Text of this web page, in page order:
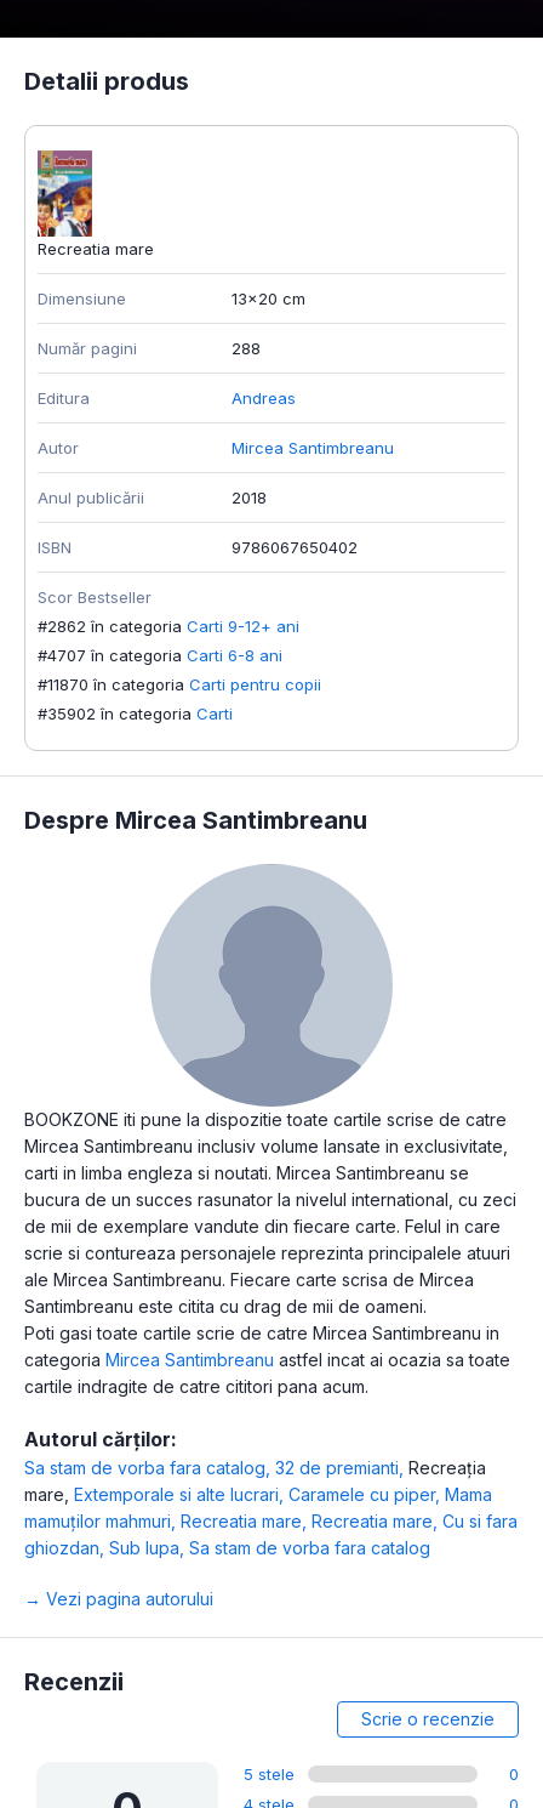
Detalii produs
Recreatia mare
Dimensiune 13x20 cm
Număr pagini 288
Editura Andreas
Autor Mircea Santimbreanu
Anul publicării 2018
ISBN 9786067650402
Scor Bestseller
#2862 în categoria Carti 9-12+ ani
#4707 în categoria Carti 6-8 ani
#11870 în categoria Carti pentru copii
#35902 în categoria Carti
Despre Mircea Santimbreanu
BOOKZONE iti pune la dispozitie toate cartile scrise de catre
Mircea Santimbreanu inclusiv volume lansate in exclusivitate,
carti in limba engleza si noutati. Mircea Santimbreanu se
bucura de un succes rasunator la nivelul international, cu zeci
de mii de exemplare vandute din fiecare carte. Felul in care
scrie si contureaza personajele reprezinta principalele atuuri
ale Mircea Santimbreanu. Fiecare carte scrisa de Mircea
Santimbreanu este citita cu drag de mii de oameni.
Poti gasi toate cartile scrie de catre Mircea Santimbreanu in
categoria Mircea Santimbreanu astfel incat ai ocazia sa toate
cartile indragite de catre cititori pana acum.
Autorul cărților:
Sa stam de vorba fara catalog 32 de premianti Recreaţia
mare Extemporale si alte lucrari Caramele cu piper, Mama
mamuților mahmuri Recreatia mare Recreatia mare Cu si fara
ghiozdan Sub lupa Sa stam de vorba fara catalog
→ Vezi pagina autorului
Recenzii
Scrie o recenzie
5 stele
0